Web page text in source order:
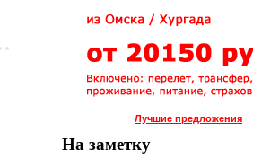
Лучшие предложения
На заметку